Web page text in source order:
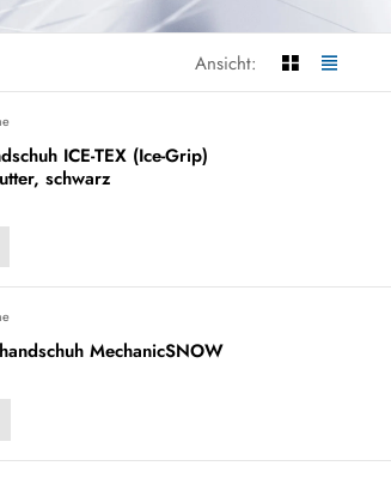
Ansicht:
ICE-TEX (Ice-Grip)
schwarz
MechanicSNOW